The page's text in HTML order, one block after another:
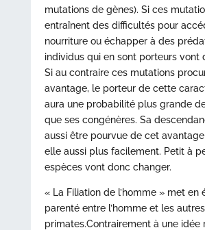
mutations de gènes). Si ces
entraînent des difficultés pour
nourriture ou échapper à des
individus qui en sont porteurs vont
Si au contraire ces mutations
avantage, le porteur de cette
aura une probabilité plus grande
que ses congénères. Sa
aussi être pourvue de cet
elle aussi plus facilement. Petit à
espèces vont donc changer.
« La Filiation de l’homme » met en
parenté entre l’homme et les autres
primates.Contrairement à une idée